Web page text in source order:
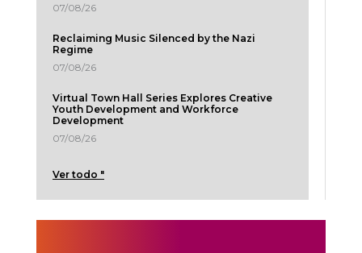
07/08/26
Reclaiming Music Silenced by the Nazi
Regime
07/08/26
Virtual Town Hall Series Explores Creative
Youth Development and Workforce
Development
07/08/26
Ver todo "